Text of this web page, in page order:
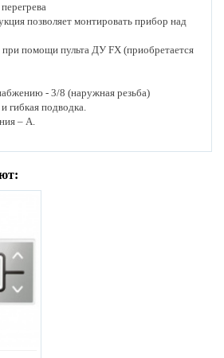
позволяет монтировать прибор над
помощи пульта ДУ FX (приобретается
- 3/8 (наружная резьба)
гибкая подводка.
– А.